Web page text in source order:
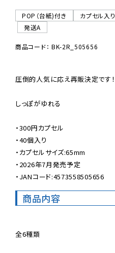
POP（台紙)付き
カプセル入り
発送A
商品コード： BK-2R_505656
圧倒的人気に応え再販決定です！
しっぽがゆれる
・300円カプセル
・40個入り
・カプセルサイズ:65mm
・2026年7月発売予定
・JANコード:4573558505656
商品内容
全6種類